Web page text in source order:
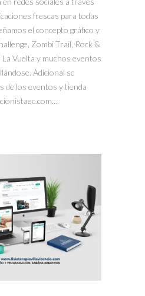
frescas para todas
el concepto gráfico y
Zombi Trail, Rock &
Vuelta y muchos eventos
Adicional se
de los eventos y tienda